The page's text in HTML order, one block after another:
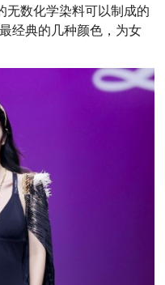
无数化学染料可以制成的
经典的几种颜色，为女